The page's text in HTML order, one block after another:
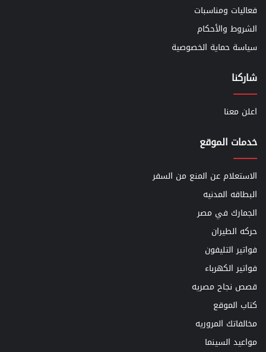
فعاليات ومناسبات
الشروط والأحكام
سياسة حماية الخصوصية
شاركنا
اعلن معنا
خدمات الموقع
الاستعلام عن المنع من السفر
البطاقه المدنيه
الجمارك في مصر
حركه الطيران
فواتير التليفون
فواتير الكهرباء
قصص نجاح مصريه
كتاب الموقع
مخالفاتك المروريه
مواعيد السينما